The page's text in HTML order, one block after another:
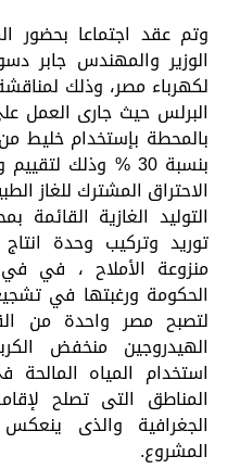
وتم عقد اجتماعا بحضور
الوزير والمهندس جابر
لكهرباء مصر، وذلك
بالمحطة بإستخدام خليط
بنسبة 30 % وذلك
الاحتراق المشترك للغاز
التوليد الغازية
توريد وتركيب وحدة
منزوعة الأملاح ، في في
الحكومة ورغبتها في
لتصبح مصر واحدة من
الهيدروجين منخفض
استخدام المياه
المناطق التى تصلح
الجغرافية والذى
المشروع.